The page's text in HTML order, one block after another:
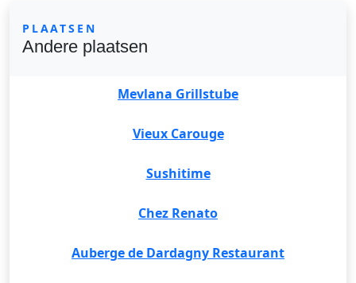
PLAATSEN
Andere plaatsen
Mevlana Grillstube
Vieux Carouge
Sushitime
Chez Renato
Auberge de Dardagny Restaurant